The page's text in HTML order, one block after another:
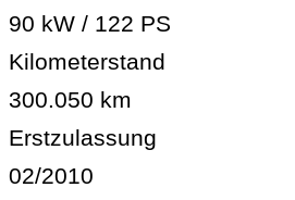
90 kW / 122 PS
Kilometerstand
300.050 km
Erstzulassung
02/2010